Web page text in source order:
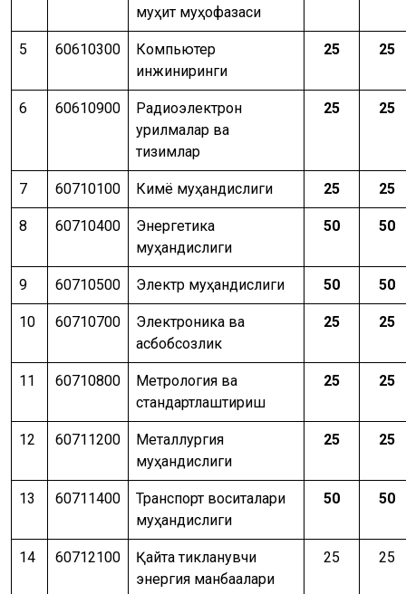
муҳит муҳофазаси
5 60610300
Компьютер
инжиниринги
25 25
6 60610900
Радиоэлектрон
қурилмалар ва
тизимлар
25 25
7 60710100 Кимё муҳандислиги 25 25
8 60710400
Энергетика
муҳандислиги
50 50
9 60710500 Электр муҳандислиги 50 50
10 60710700
Электроника ва
асбобсозлик
25 25
11 60710800
Метрология ва
стандартлаштириш
25 25
12 60711200
Металлургия
муҳандислиги
25 25
13 60711400
Транспорт воситалари
муҳандислиги
50 50
14 60712100
Қайта тикланувчи
энергия манбаалари
25 25